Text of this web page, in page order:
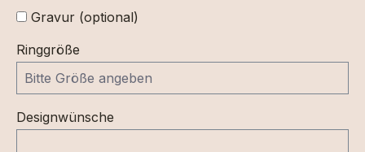
Gravur (optional)
Ringgröße
Designwünsche